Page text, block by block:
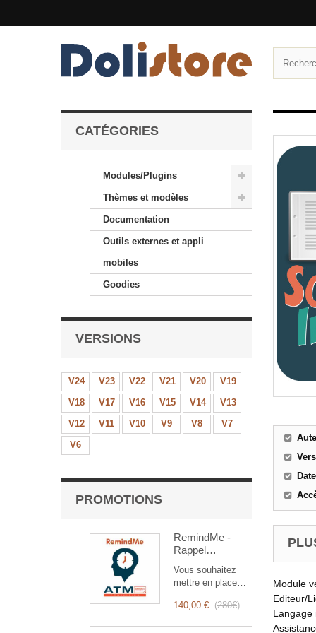
CATÉGORIES
Modules/Plugins
Thèmes et modèles
Documentation
Outils externes et appli
mobiles
Goodies
VERSIONS
V24 V23 V22 V21 V20
V19
V18
V17 V16 V15 V14
V13
V12
V11 V10 V9 V8
V7
V6
PROMOTIONS
RemindMe -
Rappel
(mail,
événement,
notification)
Vous souhaitez
mettre en place
automatiques ?
140,00 € (280€)
Module
Editeur/
Langage